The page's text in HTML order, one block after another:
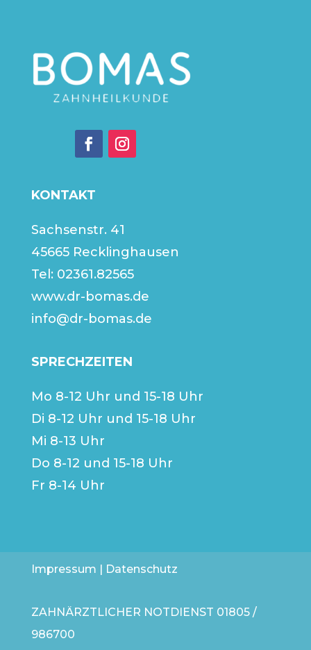
KONTAKT
Sachsenstr. 41
45665 Recklinghausen
Tel: 02361.82565
www.dr-bomas.de
info@dr-bomas.de
SPRECHZEITEN
Mo 8-12 Uhr und 15-18 Uhr
Di 8-12 Uhr und 15-18 Uhr
Mi 8-13 Uhr
Do 8-12 und 15-18 Uhr
Fr 8-14 Uhr
Impressum | Datenschutz
ZAHNÄRZTLICHER NOTDIENST 01805 /
986700